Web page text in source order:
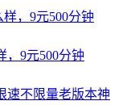
，9元500分钟
，9元500分钟
速不限量老版本神